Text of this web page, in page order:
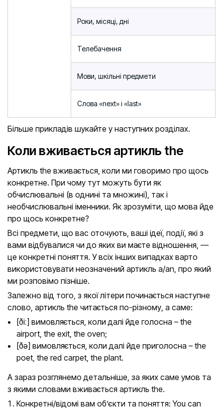
Роки, місяці, дні
Телебачення
Мови, шкільні предмети
Слова «next» і «last»
Більше прикладів шукайте у наступних розділах.
Коли вживається артикль the
Артикль the вживається, коли ми говоримо про щось
конкретне. При чому тут можуть бути як
обчислювальні (в однині та множині), так і
необчислювальні іменники. Як зрозуміти, що мова йде
про щось конкретне?
Всі предмети, що вас оточують, ваші ідеї, події, які з
вами відбувалися чи до яких ви маєте відношення, —
це конкретні поняття. У всіх інших випадках варто
використовувати неозначений артикль a/an, про який
ми розповімо пізніше.
Залежно від того, з якої літери починається наступне
слово, артикль the читається по-різному, а саме:
[ðiː] вимовляється, коли далі йде голосна – the
airport, the exit, the oven;
[ðə] вимовляється, коли далі йде приголосна – the
poet, the red carpet, the plant.
А зараз розглянемо детальніше, за яких саме умов та
з якими словами вживається артикль the.
Конкретні/відомі вам об’єкти та поняття: You can